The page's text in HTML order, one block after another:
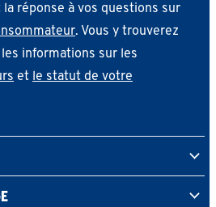
la réponse à vos questions sur
. Vous y trouverez
informations sur les
et le statut de votre